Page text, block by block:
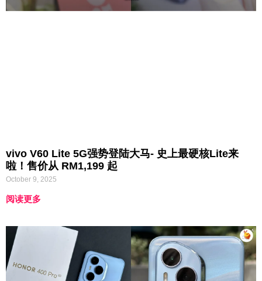
vivo V60 Lite 5G强势登陆大马- 史上最硬核Lite来
啦！售价从 RM1,199 起
October 9, 2025
阅读更多